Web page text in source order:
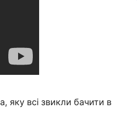
яку всі звикли бачити в